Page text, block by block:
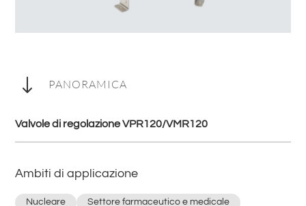
" PANORAMICA
Valvole di regolazione VPR120/VMR120
Ambiti di applicazione
Nucleare
Settore farmaceutico e medicale